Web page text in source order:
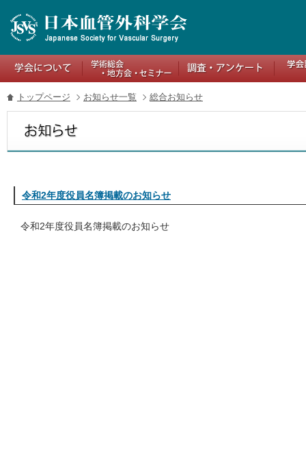
トップページ お知らせ一覧 総合お知らせ
令和2年度役員名簿掲載のお知らせ
令和2年度役員名簿掲載のお知らせ